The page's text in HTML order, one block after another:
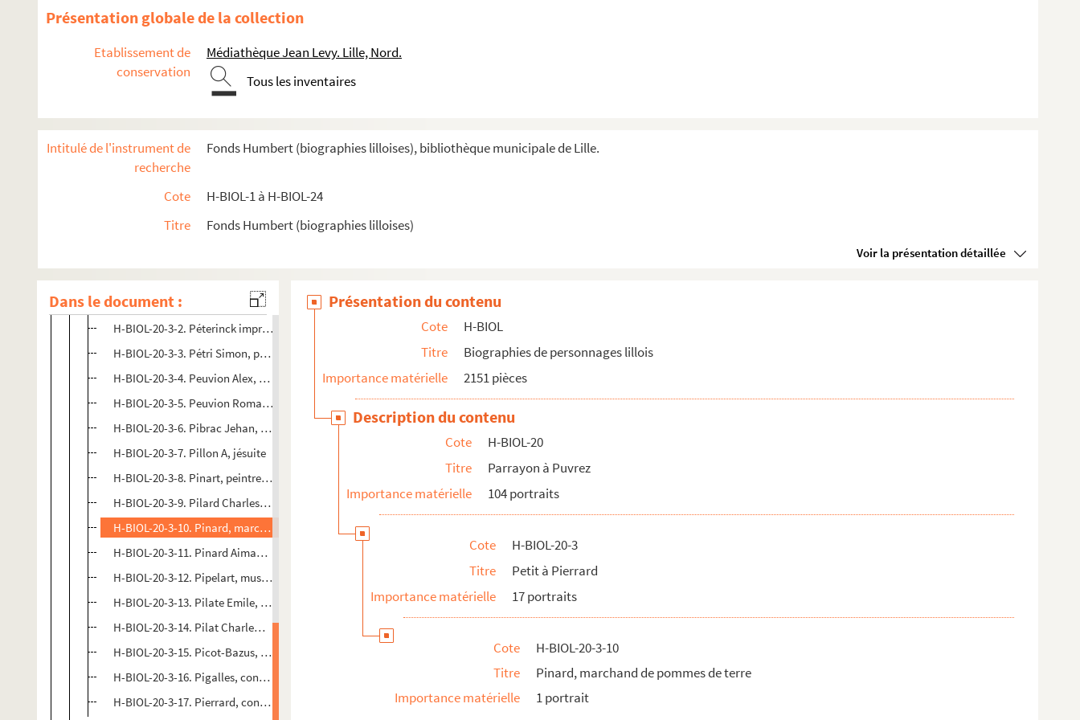
Présentation globale de la collection
Etablissement de
conservation
Médiathèque Jean Levy. Lille, Nord.
Tous les inventaires
Intitulé de l'instrument de
recherche
Fonds Humbert (biographies lilloises), bibliothèque municipale de Lille.
Cote
H-BIOL-1 à H-BIOL-24
Titre
Fonds Humbert (biographies lilloises)
Voir la présentation détaillée
Dans le document :
H-BIOL-13. Ghesquiere à Hallette
H-BIOL-14. Hedde à Kerteux
H-BIOL-15. Labbe à Lefebvre
H-BIOL-16. Le Fel à Lequenne
H-BIOL-17. Lequeux à Marie Grosse-Tête
H-BIOL-18. Marie Jérôme à Montury
H-BIOL-19. Montgivet à Paris de l'Epinard
H-BIOL-20. Parrayon à Puvrez
H-BIOL-20-1. Parrayon à Paeille
H-BIOL-20-3. Petit à Pierrard
H-BIOL-20-3-1. Petit Oscar, musicien
H-BIOL-20-3-2. Péterinck imprimeurs, famille
H-BIOL-20-3-3. Pétri Simon, poète
H-BIOL-20-3-4. Peuvion Alex, religieux
H-BIOL-20-3-5. Peuvion Romain, industriel
H-BIOL-20-3-6. Pibrac Jehan, dessinateur
H-BIOL-20-3-7. Pillon A, jésuite
H-BIOL-20-3-8. Pinart, peintre faïencier
H-BIOL-20-3-9. Pilard Charles-Marie, pianiste
H-BIOL-20-3-10. Pinard, marchand de pommes de terre
H-BIOL-20-3-11. Pinard Aimable, notable
H-BIOL-20-3-12. Pipelart, musicien
H-BIOL-20-3-13. Pilate Emile, musicien
H-BIOL-20-3-14. Pilat Charlemagne Eugène Joseph, docteur
H-BIOL-20-3-15. Picot-Bazus, conseiller municipal
H-BIOL-20-3-16. Pigalles, conseiller municipal
H-BIOL-20-3-17. Pierrard, conseiller municipal
Présentation du contenu
Cote
H-BIOL
Titre
Biographies de personnages lillois
Importance matérielle
2151 pièces
Description du contenu
Cote
H-BIOL-20
Titre
Parrayon à Puvrez
Importance matérielle
104 portraits
Cote
H-BIOL-20-3
Titre
Petit à Pierrard
Importance matérielle
17 portraits
Cote
H-BIOL-20-3-10
Titre
Pinard, marchand de pommes de terre
Importance matérielle
1 portrait